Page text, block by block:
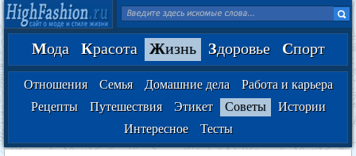
Мода Красота Жизнь Здоровье Спорт
Отношения Семья Домашние дела
Работа и карьера
Рецепты
Путешествия Этикет Советы
Истории
Интересное
Тесты